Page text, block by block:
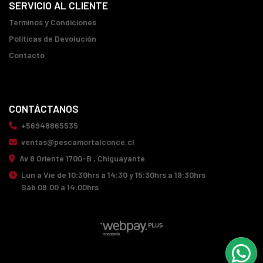
SERVICIO AL CLIENTE
Terminos y Condiciones
Políticas de Devolución
Contacto
CONTÁCTANOS
+56948865535
ventas@pescamortalconce.cl
Av 8 Oriente 1700-B , Chiguayante
Lun a Vie de 10:30hrs a 14:30 y 15:30hrs a 19:30hrs
Sáb 09:00 a 14:00hrs